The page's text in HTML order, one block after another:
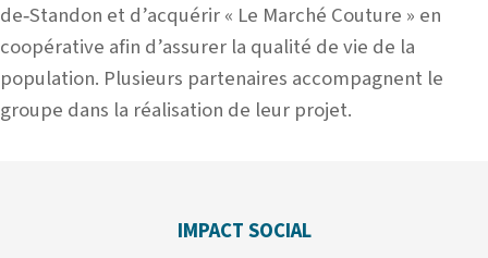
de‐Standon et d’acquérir « Le Marché Couture » en
coopérative afin d’assurer la qualité de vie de la
population. Plusieurs partenaires accompagnent le
groupe dans la réalisation de leur projet.
IMPACT SOCIAL